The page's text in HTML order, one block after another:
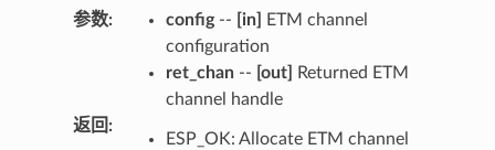
参数: config-- [in]
ETM channel
configuration
ret_chan-- [out]
Returned ETM
channel handle
返回:
ESP_OK: Allocate ETM channel